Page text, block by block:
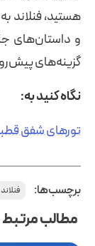
هستید، فنلاند
و داستان‌های
گزینه‌های
نگاه کنید به:
تورهای شفق
برچسب‌ها: فنلاند
مطالب مرتبط